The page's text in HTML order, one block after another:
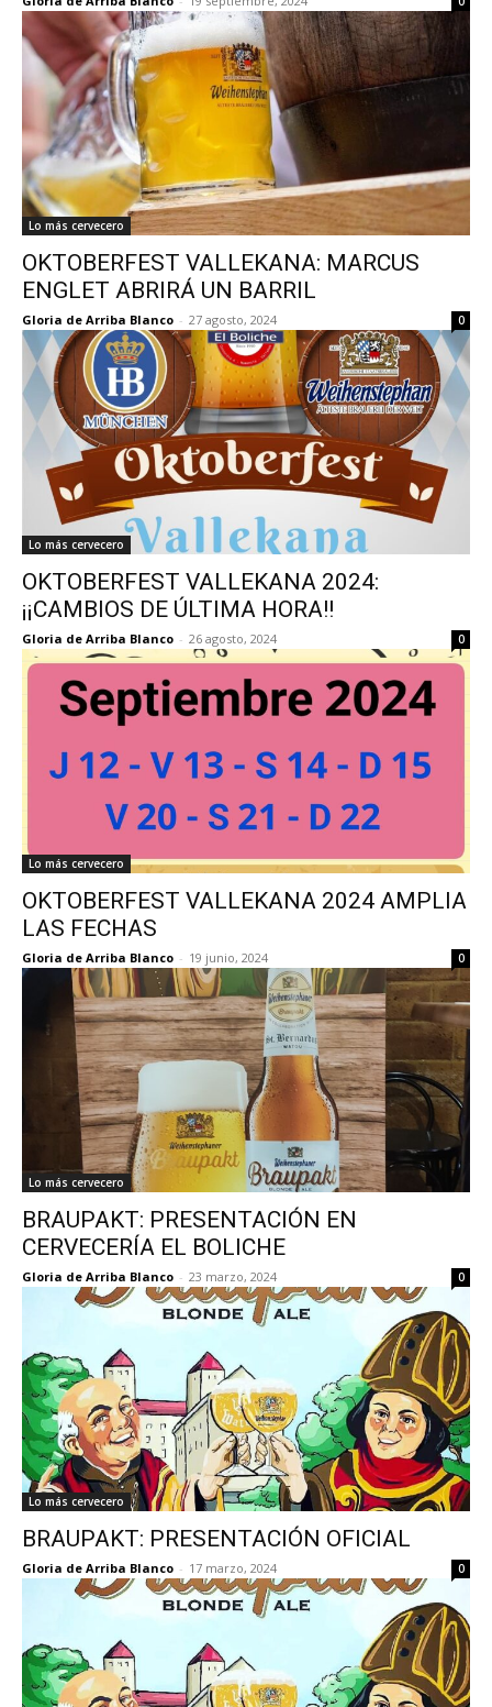
Lo más cervecero
OKTOBERFEST VALLEKANA: MARCUS
ENGLET ABRIRÁ UN BARRIL
Gloria de Arriba Blanco - 27 agosto, 2024 0
Lo más cervecero
OKTOBERFEST VALLEKANA 2024:
¡¡CAMBIOS DE ÚLTIMA HORA!!
Gloria de Arriba Blanco - 26 agosto, 2024 0
Lo más cervecero
OKTOBERFEST VALLEKANA 2024 AMPLIA
LAS FECHAS
Gloria de Arriba Blanco - 19 junio, 2024 0
Lo más cervecero
BRAUPAKT: PRESENTACIÓN EN
CERVECERÍA EL BOLICHE
Gloria de Arriba Blanco - 23 marzo, 2024 0
Lo más cervecero
BRAUPAKT: PRESENTACIÓN OFICIAL
Gloria de Arriba Blanco - 17 marzo, 2024 0